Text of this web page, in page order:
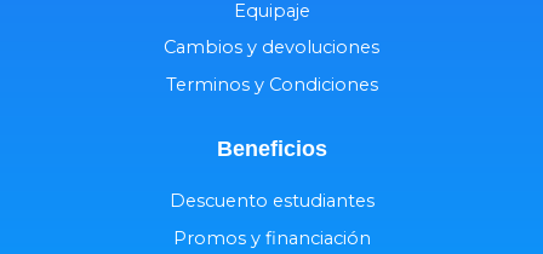
Equipaje
Cambios y devoluciones
Terminos y Condiciones
Beneficios
Descuento estudiantes
Promos y financiación